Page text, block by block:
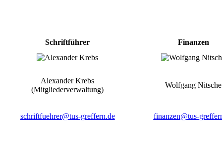
Schriftführer Finanzen
Alexander Krebs
(Mitgliederverwaltung)
Wolfgang Nitsche
schriftfuehrer@tus-greffern.de finanzen@tus-